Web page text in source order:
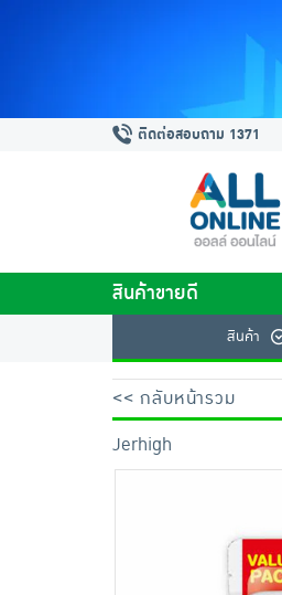
ติดต่อสอบถาม 1371
สินค้าขายดี
สินค้า
<< กลับหน้ารวม
Jerhigh